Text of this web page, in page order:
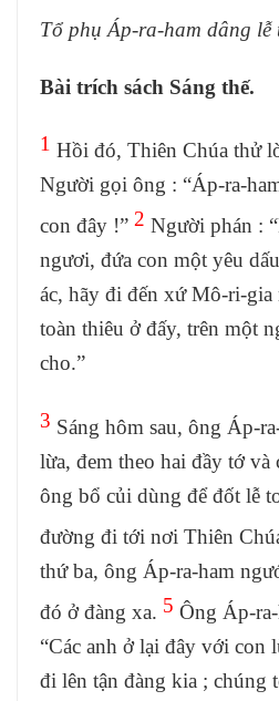
Tổ phụ Áp-ra-ham dâng lễ
Bài trích sách Sáng thế.
1 Hồi đó, Thiên Chúa thử
Người gọi ông : “Áp-ra-
con đây !” 2 Người phán :
ngươi, đứa con một yêu
ác, hãy đi đến xứ Mô-ri-gia
toàn thiêu ở đấy, trên một
cho.”
3 Sáng hôm sau, ông Áp-
lừa, đem theo hai đầy tớ và
ông bổ củi dùng để đốt lễ
đường đi tới nơi Thiên
thứ ba, ông Áp-ra-ham
đó ở đàng xa. 5 Ông Áp-
“Các anh ở lại đây với con
đi lên tận đàng kia ; chúng